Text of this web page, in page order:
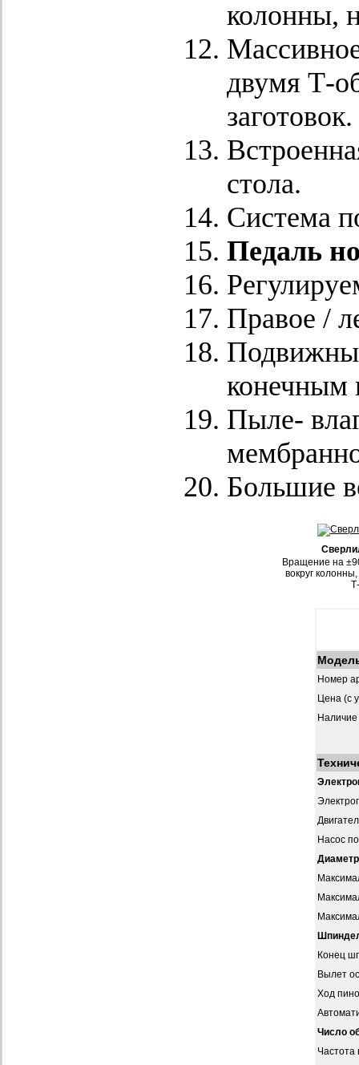
колонны,
двумя Т-
заготовок.
стола.
Система
Педаль
Правое /
конечным
Пыле-
Большие
Вращение на
вокруг
Номер
Цена (с
Наличие
Насос
Конец
Вылет
Ход
Число